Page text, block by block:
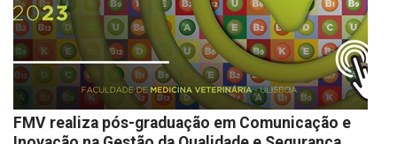
FMV realiza pós-graduação em Comunicação e